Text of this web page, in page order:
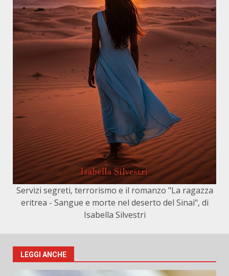
Servizi segreti, terrorismo e il romanzo "La ragazza
eritrea - Sangue e morte nel deserto del Sinai", di
Isabella Silvestri
LEGGI ANCHE